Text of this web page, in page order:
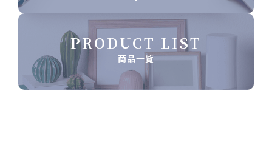
PRODUCT LIST
商品一覧